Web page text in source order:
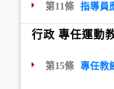
第11條 指導員
行政 專任運動
第15條 專任教